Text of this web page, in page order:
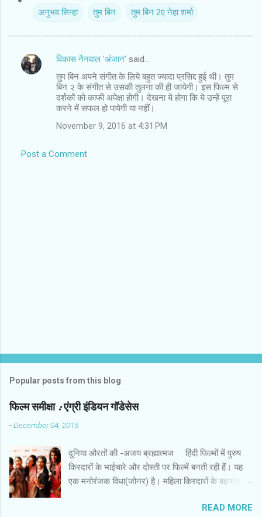
अनुभव सिन्‍हा तुम बिन तुम बिन 2ए नेहा शर्मा
C
विकास नैनवाल 'अंजान' said…
तुम बिन अपने संगीत के लिये बहुत ज्यादा प्रसिद्द हुई थी। तुम
बिन २ के संगीत से उसकी तुलना की ही जायेगी। इस फिल्म से
दर्शकों को काफी अपेक्षा होगी। देखना ये होगा कि ये उन्हें पूरा
करने में सफल हो पायेगी या नहीं।
November 9, 2016 at 4:31 PM
Post a Comment
Popular posts from this blog
फिल्‍म समीक्षा : एंग्री इंडियन गॉडेसेस
-December 04, 2015
दुनिया औरतों की -अजय ब्रह्मात्‍मज हिंदी फिल्‍मों में पुरुष
किरदारों के भाईचारे और दोस्‍ती पर फिल्‍में बनती रही हैं। यह
एक मनोरंजक विधा(जोनर) है। महिला किरदारों के बहनापा
की फिल्‍म ‘ एंग्री इंडियन गॉडेसेस ’ एक अच्‍छी कोशिश है। इस
READ MORE